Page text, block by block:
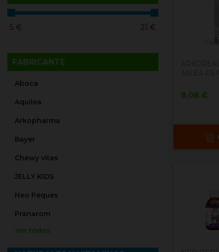
5 € 21 €
FABRICANTE
Aboca
Aquilea
Arkopharma
Bayer
Chewy vites
JELLY KIDS
Neo Peques
Pranarom
Ver todos
Precio
8,08 €